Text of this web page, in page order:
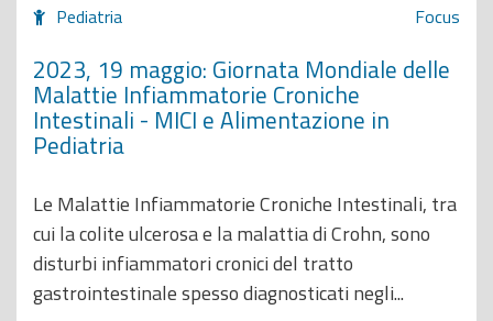
Pediatria Focus
2023, 19 maggio: Giornata Mondiale delle
Malattie Infiammatorie Croniche
Intestinali - MICI e Alimentazione in
Pediatria
Le Malattie Infiammatorie Croniche Intestinali, tra
cui la colite ulcerosa e la malattia di Crohn, sono
disturbi infiammatori cronici del tratto
gastrointestinale spesso diagnosticati negli...